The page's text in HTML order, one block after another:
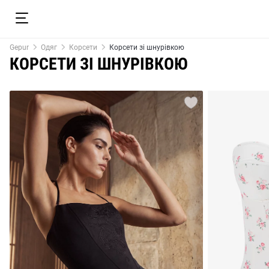
Gepur Одяг Корсети Корсети зі шнурівкою
КОРСЕТИ ЗІ ШНУРІВКОЮ